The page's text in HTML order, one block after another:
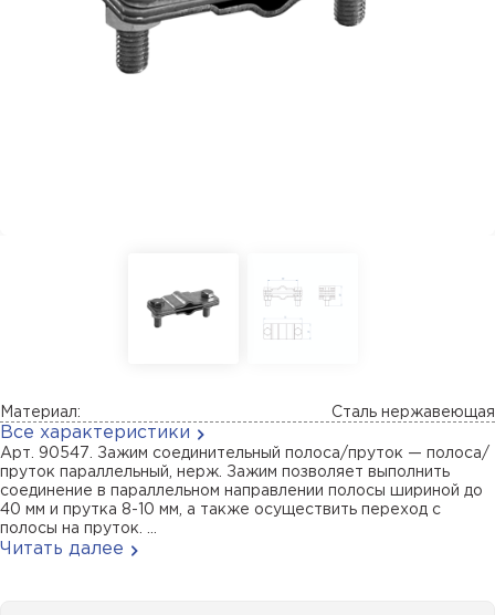
Материал: Сталь нержавеющая
Все характеристики
Арт. 90547. Зажим соединительный полоса/пруток — полоса/
пруток параллельный, нерж. Зажим позволяет выполнить
соединение в параллельном направлении полосы шириной до
40 мм и прутка 8-10 мм, а также осуществить переход с
полосы на пруток. ...
Читать далее